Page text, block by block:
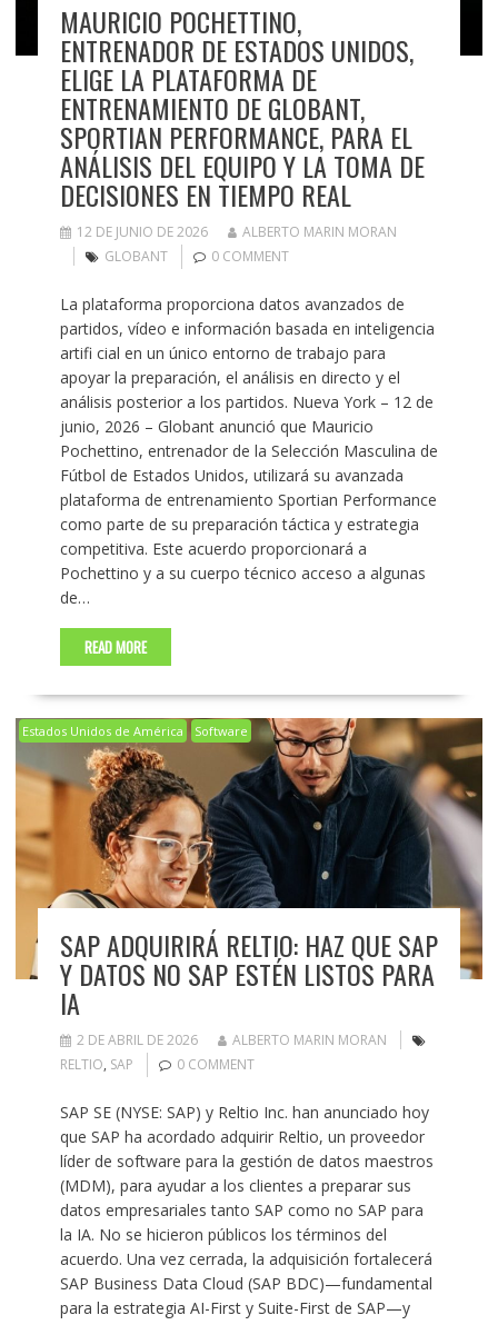
MAURICIO POCHETTINO,
ENTRENADOR DE ESTADOS UNIDOS,
ELIGE LA PLATAFORMA DE
ENTRENAMIENTO DE GLOBANT,
SPORTIAN PERFORMANCE, PARA EL
ANÁLISIS DEL EQUIPO Y LA TOMA DE
DECISIONES EN TIEMPO REAL
12 DE JUNIO DE 2026
ALBERTO MARIN MORAN
GLOBANT
0 COMMENT
La plataforma proporciona datos avanzados de
partidos, vídeo e información basada en inteligencia
artifi cial en un único entorno de trabajo para
apoyar la preparación, el análisis en directo y el
análisis posterior a los partidos. Nueva York – 12 de
junio, 2026 – Globant anunció que Mauricio
Pochettino, entrenador de la Selección Masculina de
Fútbol de Estados Unidos, utilizará su avanzada
plataforma de entrenamiento Sportian Performance
como parte de su preparación táctica y estrategia
competitiva. Este acuerdo proporcionará a
Pochettino y a su cuerpo técnico acceso a algunas
de…
READ MORE
Estados Unidos de América Software
SAP ADQUIRIRÁ RELTIO: HAZ QUE SAP
Y DATOS NO SAP ESTÉN LISTOS PARA
IA
2 DE ABRIL DE 2026
ALBERTO MARIN MORAN
RELTIO, SAP 0 COMMENT
SAP SE (NYSE: SAP) y Reltio Inc. han anunciado hoy
que SAP ha acordado adquirir Reltio, un proveedor
líder de software para la gestión de datos maestros
(MDM), para ayudar a los clientes a preparar sus
datos empresariales tanto SAP como no SAP para
la IA. No se hicieron públicos los términos del
acuerdo. Una vez cerrada, la adquisición fortalecerá
SAP Business Data Cloud (SAP BDC)—fundamental
para la estrategia AI-First y Suite-First de SAP—y